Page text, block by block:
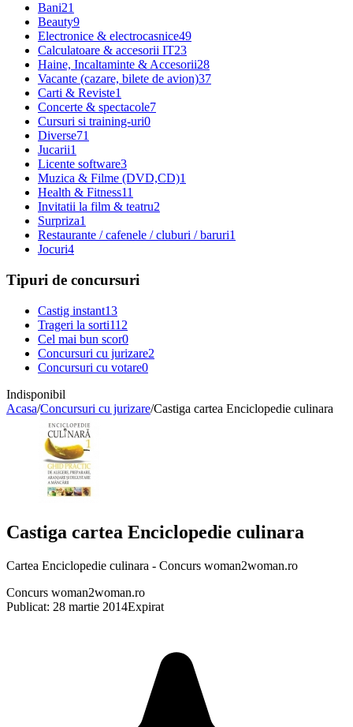
Bani21
Beauty9
Electronice & electrocasnice49
Calculatoare & accesorii IT23
Haine, Incaltaminte & Accesorii28
Vacante (cazare, bilete de avion)37
Carti & Reviste1
Concerte & spectacole7
Cursuri si training-uri0
Diverse71
Jucarii1
Licente software3
Muzica & Filme (DVD,CD)1
Health & Fitness11
Invitatii la film & teatru2
Surpriza1
Restaurante / cafenele / cluburi / baruri1
Jocuri4
Tipuri de concursuri
Castig instant13
Trageri la sorti112
Cel mai bun scor0
Concursuri cu jurizare2
Concursuri cu votare0
Indisponibil
Acasa/Concursuri cu jurizare/Castiga cartea Enciclopedie culinara
Castiga cartea Enciclopedie culinara
Cartea Enciclopedie culinara - Concurs woman2woman.ro
Concurs woman2woman.ro
Publicat: 28 martie 2014Expirat